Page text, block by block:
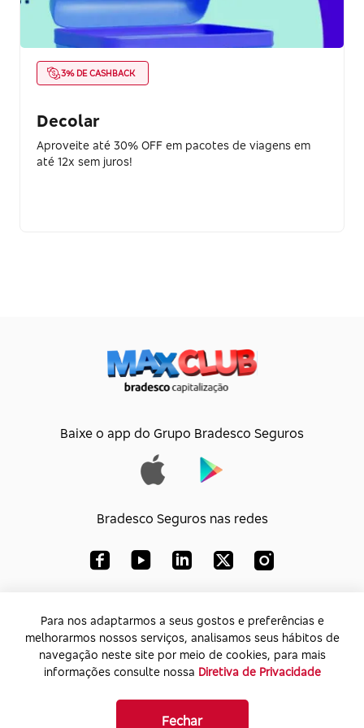
3% DE CASHBACK
Decolar
Aproveite até 30% OFF em pacotes de viagens em
até 12x sem juros!
Baixe o app do Grupo Bradesco Seguros
Bradesco Seguros nas redes
Bradesco Capitalização S/A
CNPJ:33.010.851/0001-74
Endereço:Av. Paulista, 1450 – Bela Vista - SP -
CEP: 01310-917
Para nos adaptarmos a seus gostos e preferências e
melhorarmos nossos serviços, analisamos seus hábitos de
navegação neste site por meio de cookies, para mais
informações consulte nossa Diretiva de Privacidade
Fechar